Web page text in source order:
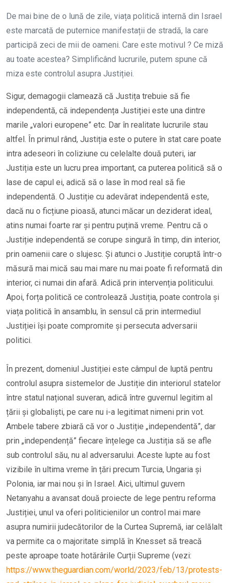
De mai bine de o lună de zile, viața politică internă din Israel
este marcată de puternice manifestații de stradă, la care
participă zeci de mii de oameni. Care este motivul ? Ce miză
au toate acestea? Simplificând lucrurile, putem spune că
miza este controlul asupra Justiției.
Sigur, demagogii clamează că Justița trebuie să fie
independentă, că independența Justiției este una dintre
marile „valori europene” etc. Dar în realitate lucrurile stau
altfel. În primul rând, Justiția este o putere în stat care poate
intra adeseori în coliziune cu celelalte două puteri, iar
Justiția este un lucru prea important, ca puterea politică să o
lase de capul ei, adică să o lase în mod real să fie
independentă. O Justiție cu adevărat independentă este,
dacă nu o ficțiune pioasă, atunci măcar un deziderat ideal,
atins numai foarte rar și pentru puțină vreme. Pentru că o
Justiție independentă se corupe singură în timp, din interior,
prin oamenii care o slujesc. Și atunci o Justiție coruptă într-o
măsură mai mică sau mai mare nu mai poate fi reformată din
interior, ci numai din afară. Adică prin intervenția politicului.
Apoi, forța politică ce controlează Justiția, poate controla și
viața politică în ansamblu, în sensul că prin intermediul
Justiției își poate compromite și persecuta adversarii
politici.
În prezent, domeniul Justiției este câmpul de luptă pentru
controlul asupra sistemelor de Justiție din interiorul statelor
între statul național suveran, adică între guvernul legitim al
țării și globaliști, pe care nu i-a legitimat nimeni prin vot.
Ambele tabere zbiară că vor o Justiție „independentă”, dar
prin „independență” fiecare înțelege ca Justiția să se afle
sub controlul său, nu al adversarului. Aceste lupte au fost
vizibile în ultima vreme în țări precum Turcia, Ungaria și
Polonia, iar mai nou și în Israel. Aici, ultimul guvern
Netanyahu a avansat două proiecte de lege pentru reforma
Justiției, unul va oferi politicienilor un control mai mare
asupra numirii judecătorilor de la Curtea Supremă, iar celălalt
va permite ca o majoritate simplă în Knesset să treacă
peste aproape toate hotărârile Curții Supreme (vezi:
https://www.theguardian.com/world/2023/feb/13/protests-